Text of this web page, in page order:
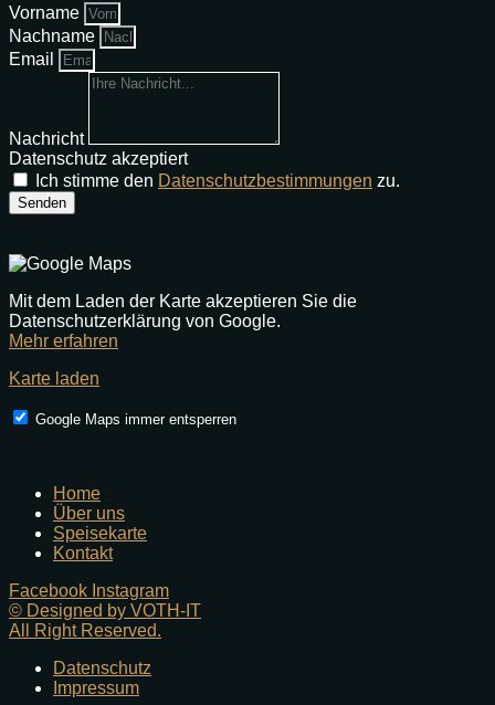
Vorname
Nachname
Email
Nachricht
Datenschutz akzeptiert
Ich stimme den Datenschutzbestimmungen zu.
Senden
Mit dem Laden der Karte akzeptieren Sie die
Datenschutzerklärung von Google.
Mehr erfahren
Karte laden
Google Maps immer entsperren
Home
Über uns
Speisekarte
Kontakt
Facebook Instagram
© Designed by VOTH-IT
All Right Reserved.
Datenschutz
Impressum